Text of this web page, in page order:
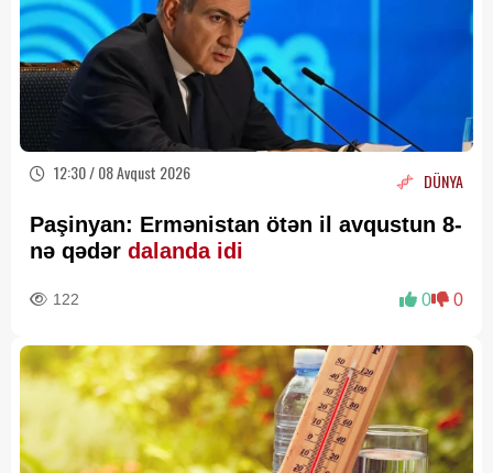
12:30 / 08 Avqust 2026 DÜNYA
Paşinyan: Ermənistan ötən il avqustun 8-
nə qədər dalanda idi
122 0 0